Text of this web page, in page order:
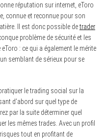
réputation sur internet, eToro
connue et reconnue pour son
Il est donc possible detrader
problème de sécurité et les
: ce qui a également le mérite
semblant de sérieux pour se
le trading social sur la
d’abord sur quel type de
par la suite déterminer quel
les mêmes trades. Avec un profil
tout en profitant de